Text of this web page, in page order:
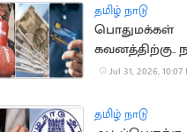
தமிழ் நாடு
பொதுமக்கள்
கவனத்திற்கு..
முதல் அமலாகும்
Jul 31, 2026, 10:07
தமிழ் நாடு